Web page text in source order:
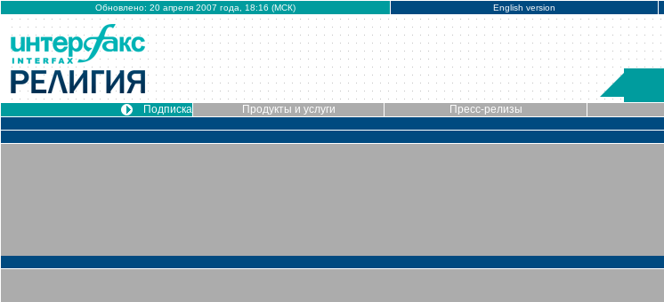
Обновлено: 20 апреля 2007 года, 18:16 (МСК) English version
Подписка Продукты и услуги Пресс-релизы